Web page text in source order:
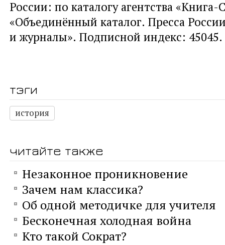
России: по каталогу агентства «Книга-
«Объединённый каталог. Пресса
и журналы». Подписной индекс: 45045.
тэги
история
читайте также
Незаконное проникновение
Зачем нам классика?
Об одной методичке для учителя
Бесконечная холодная война
Кто такой Сократ?